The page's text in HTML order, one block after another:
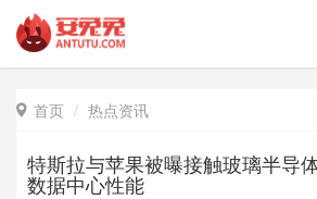
 首页 热点资讯
特斯拉与苹果被曝接触玻璃半导
数据中心性能